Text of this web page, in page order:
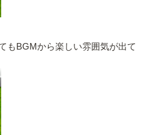
もBGMから楽しい雰囲気が出て